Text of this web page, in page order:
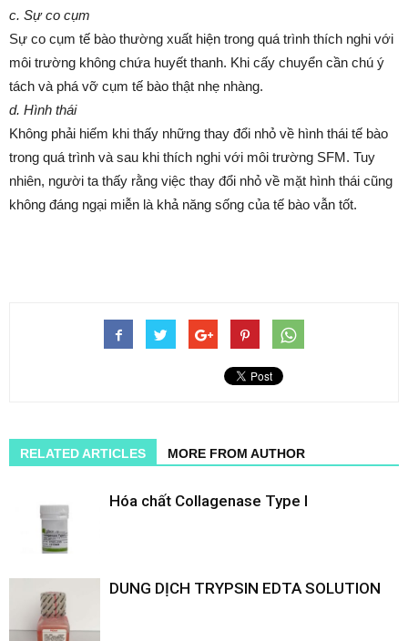
c. Sự co cụm
Sự co cụm tế bào thường xuất hiện trong quá trình thích nghi với
môi trường không chứa huyết thanh. Khi cấy chuyển cần chú ý
tách và phá vỡ cụm tế bào thật nhẹ nhàng.
d. Hình thái
Không phải hiếm khi thấy những thay đổi nhỏ về hình thái tế bào
trong quá trình và sau khi thích nghi với môi trường SFM. Tuy
nhiên, người ta thấy rằng việc thay đổi nhỏ về mặt hình thái cũng
không đáng ngại miễn là khả năng sống của tế bào vẫn tốt.
RELATED ARTICLES MORE FROM AUTHOR
Hóa chất Collagenase Type I
DUNG DỊCH TRYPSIN EDTA SOLUTION